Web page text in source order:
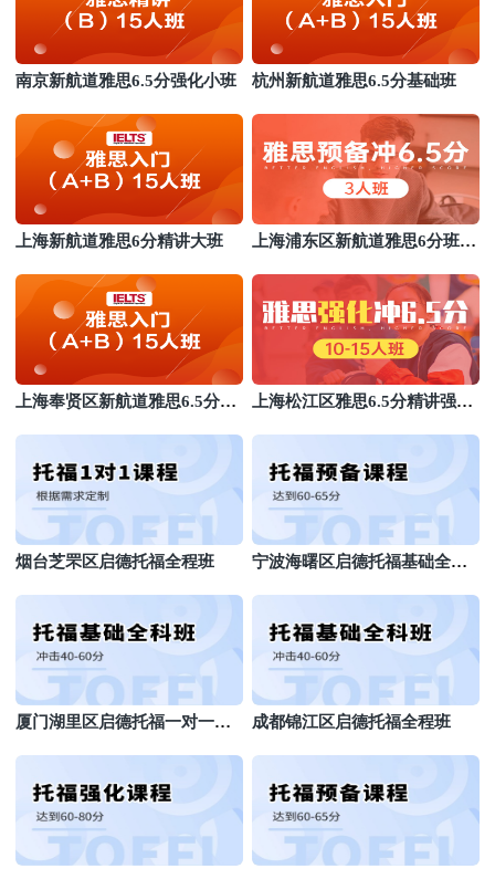
南京新航道雅思6.5分强化小班 杭州新航道雅思6.5分基础班
上海新航道雅思6分精讲大班
上海浦东区新航道雅思6分班基
上海奉贤区新航道雅思6.5分精
上海松江区雅思6.5分精讲强化
烟台芝罘区启德托福全程班
宁波海曙区启德托福基础全科
厦门湖里区启德托福一对一课
成都锦江区启德托福全程班